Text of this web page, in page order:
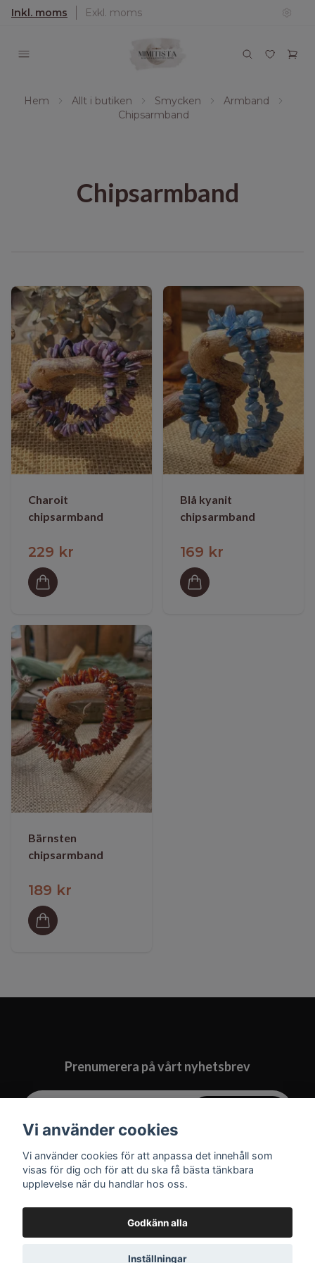
Inkl. moms Exkl. moms
Hem Allt i butiken Smycken
Armband
Chipsarmband
Chipsarmband
Charoit
chipsarmband
229 kr
Blå kyanit
chipsarmband
169 kr
Bärnsten
chipsarmband
189 kr
Prenumerera på vårt nyhetsbrev
Vi använder cookies
Vi använder cookies för att anpassa det innehåll som
visas för dig och för att du ska få bästa tänkbara
upplevelse när du handlar hos oss.
Godkänn alla
Inställningar